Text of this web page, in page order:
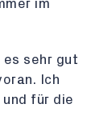
im
es sehr gut
Ich
für die